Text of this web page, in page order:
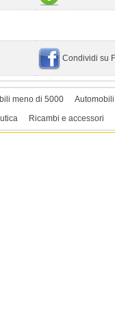
Condividi su
meno di 5000
Ricambi e accessori